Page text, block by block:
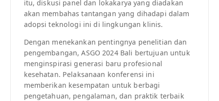
itu, diskusi panel dan lokakarya yang diadakan
akan membahas tantangan yang dihadapi dalam
adopsi teknologi ini di lingkungan klinis.
Dengan menekankan pentingnya penelitian dan
pengembangan, ASGO 2024 Bali bertujuan untuk
menginspirasi generasi baru profesional
kesehatan. Pelaksanaan konferensi ini
memberikan kesempatan untuk berbagi
pengetahuan, pengalaman, dan praktik terbaik